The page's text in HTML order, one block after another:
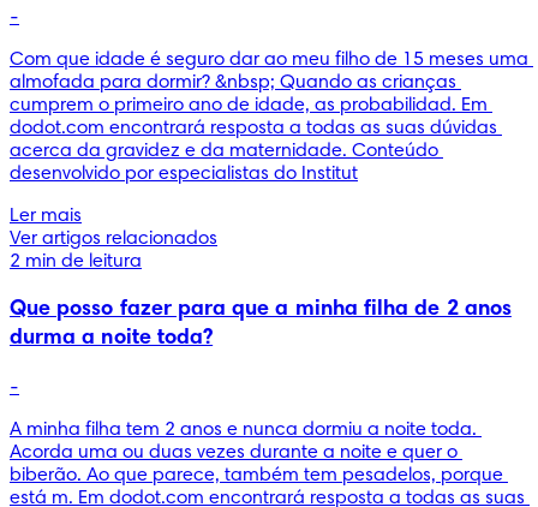
-
Com que idade é seguro dar ao meu filho de 15 meses uma
almofada para dormir? &nbsp; Quando as crianças
cumprem o primeiro ano de idade, as probabilidad. Em
dodot.com encontrará resposta a todas as suas dúvidas
acerca da gravidez e da maternidade. Conteúdo
desenvolvido por especialistas do Institut
Ler mais
Ver artigos relacionados
2 min de leitura
Que posso fazer para que a minha filha de 2 anos
durma a noite toda?
-
A minha filha tem 2 anos e nunca dormiu a noite toda.
Acorda uma ou duas vezes durante a noite e quer o
biberão. Ao que parece, também tem pesadelos, porque
está m. Em dodot.com encontrará resposta a todas as suas